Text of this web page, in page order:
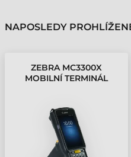
NAPOSLEDY
ZEBRA MC3300X
MOBILNÍ TERMINÁL